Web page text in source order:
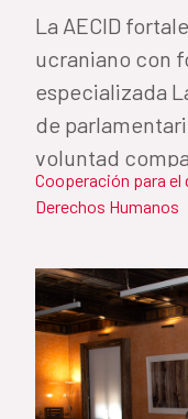
La AECID
ucraniano con
especializada
de
voluntad
Cooperación para el
Derechos Humanos